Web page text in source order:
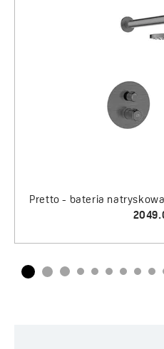
z zestawem